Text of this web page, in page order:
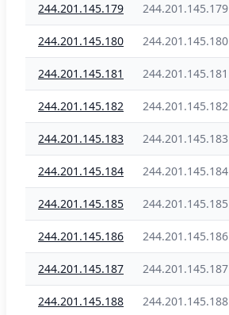
244.201.145.179 244.201.145.179
244.201.145.180 244.201.145.180
244.201.145.181 244.201.145.181
244.201.145.182 244.201.145.182
244.201.145.183 244.201.145.183
244.201.145.184 244.201.145.184
244.201.145.185 244.201.145.185
244.201.145.186 244.201.145.186
244.201.145.187 244.201.145.187
244.201.145.188 244.201.145.188